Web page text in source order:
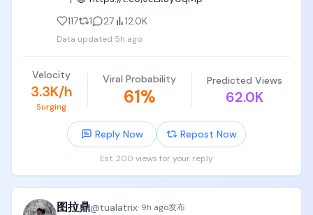
当然，这件事我自己也还在慢慢摸索。我现在依然觉
得自己的内容做得不够好，还有很多地方可以继续提
但以后只要有新的心得、踩过新的坑，或者总结出更
高效的方法，我也会第一时间分享给大家。
OK，我是海明，下次再给大家分享。
117
1 27 12.0K
Data updated 5h ago
Velocity
3.3K/h
Surging
Viral Probability
61%
Predicted Views
62.0K
Reply Now Repost Now
Est. 200 views for your reply
图拉鼎@tualatrix· 9h ago发布